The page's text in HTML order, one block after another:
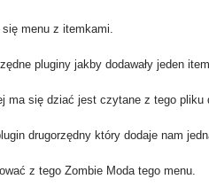
menu z itemkami.
pluginy jakby dodawały jeden
się dziać jest czytane z tego pliku
drugorzędny który dodaje nam
z tego Zombie Moda tego menu.